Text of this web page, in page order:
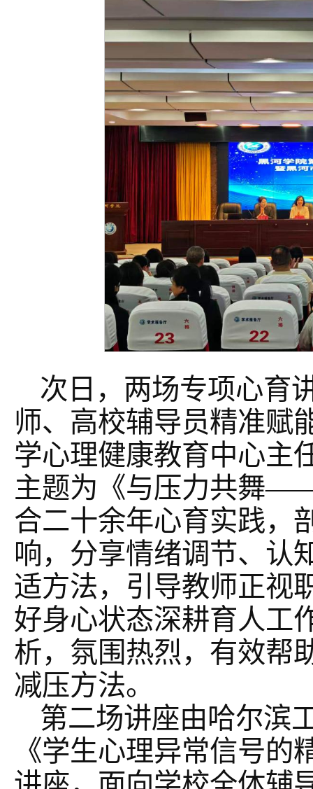
次日，两场专项心育
师、高校辅导员精准赋
学心理健康教育中心主
主题为《与压力共舞
合二十余年心育实践，
响，分享情绪调节、认
适方法，引导教师正视
好身心状态深耕育人工
析，氛围热烈，有效帮
减压方法。
第二场讲座由哈尔滨
《学生心理异常信号